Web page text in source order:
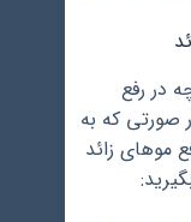
در رفع
صورتی که به
موهای زائد